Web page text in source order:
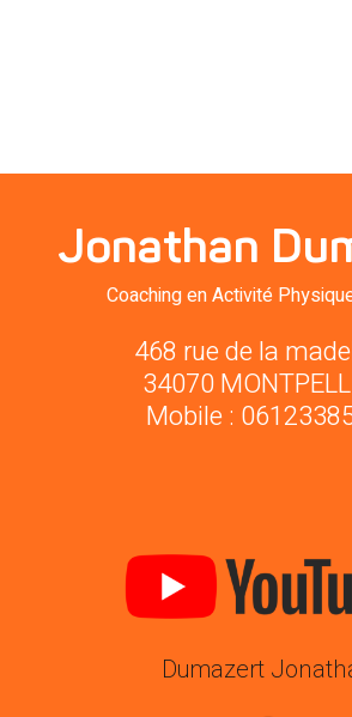
Jonathan
Coaching en Activité
468 rue de la
34070
Mobile :
Dumazert